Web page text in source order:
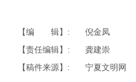
【编 辑】:
倪金凤
【责任编辑】:
龚建崇
【稿件来源】:
宁夏文明网